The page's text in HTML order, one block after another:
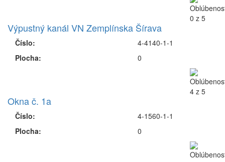
Výpustný kanál VN Zemplínska Šírava
Číslo:
Plocha:
4-4140-1-1
0
Okna č. 1a
Číslo:
Plocha:
4-1560-1-1
0